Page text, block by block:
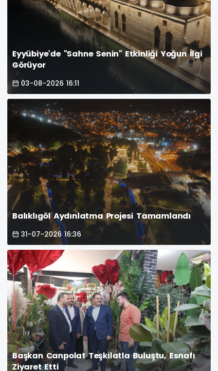
Eyyübiye'de "Sahne Senin" Etkinliği Yoğun İlgi
Görüyor
03-08-2026 16:11
Balıklıgöl Aydınlatma Projesi Tamamlandı
31-07-2026 16:36
Başkan Canpolat Teşkilatla Buluştu, Esnafı
Ziyaret Etti